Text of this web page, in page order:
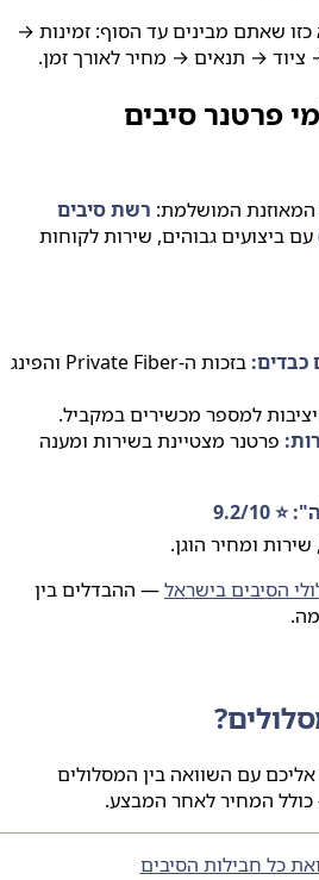
מבינים עד הסוף: זמינות →
→ תנאים → מחיר לאורך זמן.
סיבים
המושלמת:רשת סיבים
גבוהים, שירות לקוחות
בזכות ה-Private Fiber והפינג
למספר מכשירים במקביל.
מצטיינת בשירות ומענה
ומחיר הוגן.
בישראל— ההבדלים בין
עם השוואה בין המסלולים
המחיר לאחר המבצע.
חבילות הסיבים